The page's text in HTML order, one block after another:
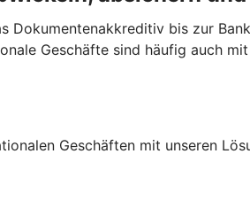
Dokumentenakkreditiv bis zur
Geschäfte sind häufig auch
Geschäften mit unseren